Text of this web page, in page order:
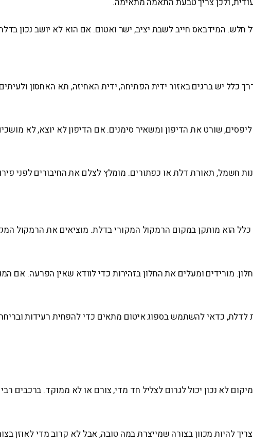
חלש. המידבאס חייב לשבת יציב, ישר ואטום. אם הוא לא יושב נכון
כלל יש ברגים באזור ידית הפתיחה, ידית האחיזה, תא האחסון
שורט את הדיפון ומשאיר סימנים. אם הדיפון לא יוצא, לא
חשמל, תאורת דלת או כפתורים. מומלץ לצלם את החיבורים לפני
הוא מותקן במקום הרמקול המקורי בדלת. מוציאים את הרמקול
מורידים ומעלים את החלון בזהירות כדי לוודא שאין הפרעה. אם
לדלת, כדאי להשתמש בספוג איטום מתאים כדי להפחית רעידות
לא נכון יכול לגרום לצליל חד מדי, צורם או לא ממוקד. ברכבים
להיות מכוון בצורה שמייצרת במה טובה, אבל לא קרוב מדי לאוזן